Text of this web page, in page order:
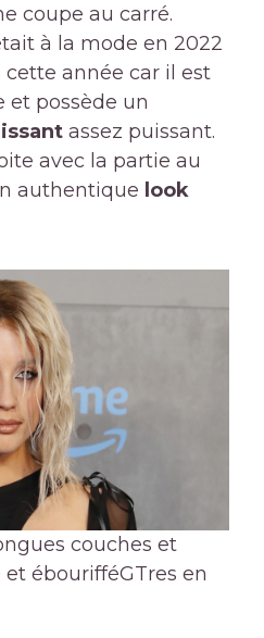
coupe au carré.
à la mode en 2022
cette année car il est
et possède un
assez puissant.
avec la partie au
authentique look
couches et
ébourifféGTres en